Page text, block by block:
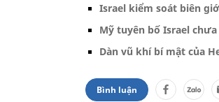
Israel kiểm soát biên
Mỹ tuyên bố Israel
Dàn vũ khí bí mật của
Bình luận